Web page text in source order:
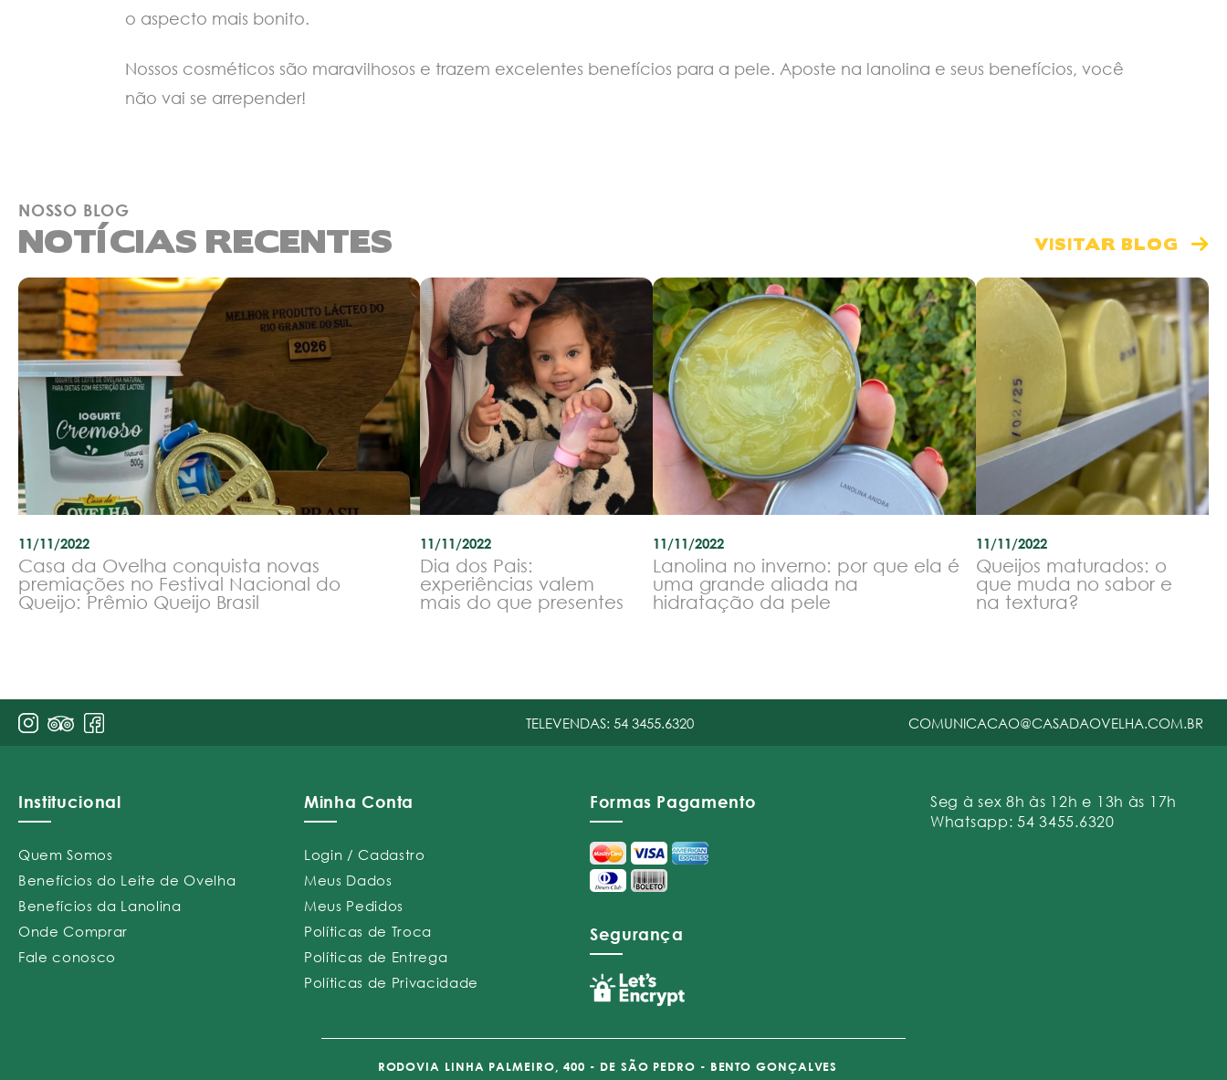
o aspecto mais bonito.
Nossos cosméticos são maravilhosos e trazem excelentes benefícios para a pele. Aposte na lanolina e seus benefícios, você
não vai se arrepender!
NOSSO BLOG
NOTÍCIAS RECENTES VISITAR BLOG
11/11/2022
Casa da Ovelha conquista novas
premiações no Festival Nacional do
Queijo: Prêmio Queijo Brasil
11/11/2022
Dia dos Pais:
experiências valem
mais do que presentes
11/11/2022
Lanolina no inverno: por que ela é
uma grande aliada na
hidratação da pele
11/11/2022
Queijos maturados: o
que muda no sabor e
na textura?
TELEVENDAS: 54 3455.6320 COMUNICACAO@CASADAOVELHA.COM.BR
Institucional
Quem Somos
Benefícios do Leite de Ovelha
Benefícios da Lanolina
Onde Comprar
Fale conosco
Minha Conta
Login / Cadastro
Meus Dados
Meus Pedidos
Políticas de Troca
Políticas de Entrega
Políticas de Privacidade
Formas Pagamento
Segurança
Seg à sex 8h às 12h e 13h às 17h
Whatsapp: 54 3455.6320
RODOVIA LINHA PALMEIRO, 400 - DE SÃO PEDRO - BENTO GONÇALVES